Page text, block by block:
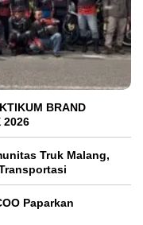
BRAND
2026
Truk Malang,
Paparkan